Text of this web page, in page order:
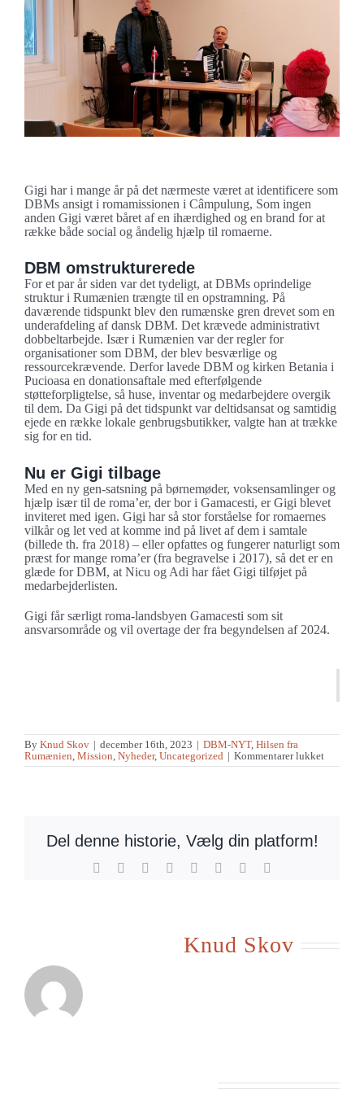
Gigi har i mange år på det nærmeste været at identificere som
DBMs ansigt i romamissionen i Câmpulung, Som ingen
anden Gigi været båret af en ihærdighed og en brand for at
række både social og åndelig hjælp til romaerne.
DBM omstrukturerede
For et par år siden var det tydeligt, at DBMs oprindelige
struktur i Rumænien trængte til en opstramning. På
daværende tidspunkt blev den rumænske gren drevet som en
underafdeling af dansk DBM. Det krævede administrativt
dobbeltarbejde. Især i Rumænien var der regler for
organisationer som DBM, der blev besværlige og
ressourcekrævende. Derfor lavede DBM og kirken Betania i
Pucioasa en donationsaftale med efterfølgende
støtteforpligtelse, så huse, inventar og medarbejdere overgik
til dem. Da Gigi på det tidspunkt var deltidsansat og samtidig
ejede en række lokale genbrugsbutikker, valgte han at trække
sig for en tid.
Nu er Gigi tilbage
Med en ny gen-satsning på børnemøder, voksensamlinger og
hjælp især til de roma’er, der bor i Gamacesti, er Gigi blevet
inviteret med igen. Gigi har så stor forståelse for romaernes
vilkår og let ved at komme ind på livet af dem i samtale
(billede th. fra 2018) – eller opfattes og fungerer naturligt som
præst for mange roma’er (fra begravelse i 2017), så det er en
glæde for DBM, at Nicu og Adi har fået Gigi tilføjet på
medarbejderlisten.
Gigi får særligt roma-landsbyen Gamacesti som sit
ansvarsområde og vil overtage der fra begyndelsen af 2024.
By Knud Skov | december 16th, 2023 | DBM-NYT, Hilsen fra
Rumænien, Mission, Nyheder, Uncategorized | Kommentarer lukkettil
Gigi
Del denne historie, Vælg din platform!
Facebook Reddit LinkedIn
TumblrPinterest
Knud Skov